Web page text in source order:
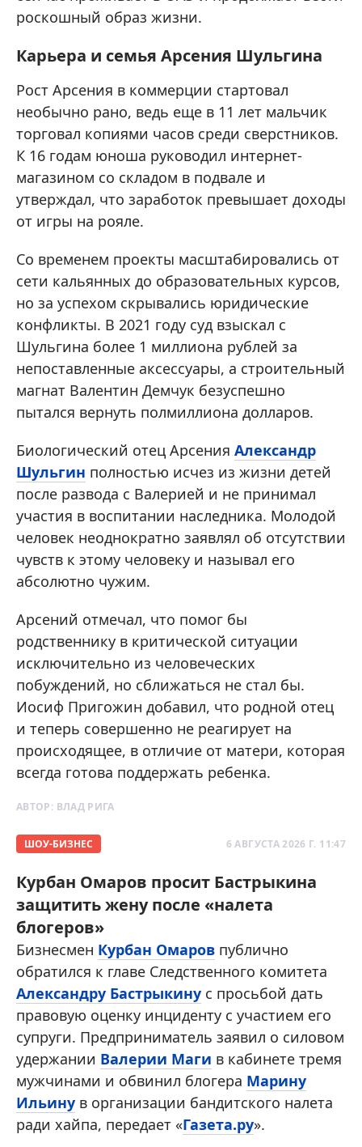
роскошный образ жизни.
Карьера и семья Арсения Шульгина
Рост Арсения в коммерции стартовал
необычно рано, ведь еще в 11 лет мальчик
торговал копиями часов среди сверстников.
К 16 годам юноша руководил интернет-
магазином со складом в подвале и
утверждал, что заработок превышает доходы
от игры на рояле.
Со временем проекты масштабировались от
сети кальянных до образовательных курсов,
но за успехом скрывались юридические
конфликты. В 2021 году суд взыскал с
Шульгина более 1 миллиона рублей за
непоставленные аксессуары, а строительный
магнат Валентин Демчук безуспешно
пытался вернуть полмиллиона долларов.
Биологический отец Арсения Александр
Шульгин полностью исчез из жизни детей
после развода с Валерией и не принимал
участия в воспитании наследника. Молодой
человек неоднократно заявлял об отсутствии
чувств к этому человеку и называл его
абсолютно чужим.
Арсений отмечал, что помог бы
родственнику в критической ситуации
исключительно из человеческих
побуждений, но сближаться не стал бы.
Иосиф Пригожин добавил, что родной отец
и теперь совершенно не реагирует на
происходящее, в отличие от матери, которая
всегда готова поддержать ребенка.
АВТОР: ВЛАД РИГА
ШОУ-БИЗНЕС 6 АВГУСТА 2026 Г. 11:47
Курбан Омаров просит Бастрыкина
защитить жену после «налета
блогеров»
Бизнесмен Курбан Омаров публично
обратился к главе Следственного комитета
Александру Бастрыкину с просьбой дать
правовую оценку инциденту с участием его
супруги. Предприниматель заявил о силовом
удержании Валерии Маги в кабинете тремя
мужчинами и обвинил блогера Марину
Ильину в организации бандитского налета
ради хайпа, передает «Газета.ру».